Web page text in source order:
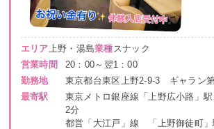
エリア上野・湯島業種スナック
営業時間
20：00～翌1：00
勤務地
東京都台東区上野2-9-3 ギャラン
最寄駅
東京メトロ銀座線「上野広小路」
2分
都営「大江戸」線 「上野御徒町」